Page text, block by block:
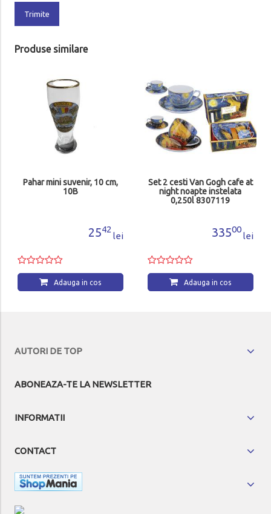
Trimite
Produse similare
Pahar mini suvenir, 10 cm,
10B
2542
lei
Adauga in cos
Set 2 cesti Van Gogh cafe at
night noapte instelata
0,250l 8307119
33500
lei
Adauga in cos
AUTORI DE TOP
ABONEAZA-TE LA NEWSLETTER
INFORMATII
CONTACT